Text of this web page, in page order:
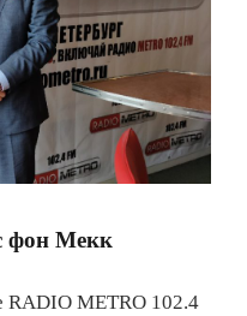
фон Мекк
RADIO METRO 102.4